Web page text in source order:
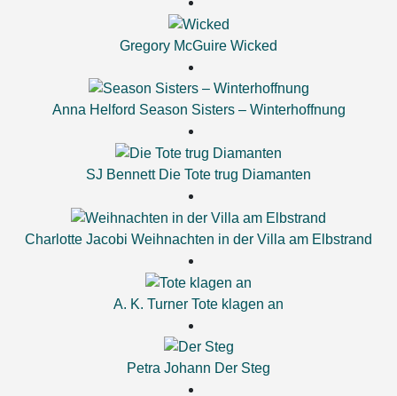
Gregory McGuire Wicked
Anna Helford Season Sisters – Winterhoffnung
SJ Bennett Die Tote trug Diamanten
Charlotte Jacobi Weihnachten in der Villa am Elbstrand
A. K. Turner Tote klagen an
Petra Johann Der Steg